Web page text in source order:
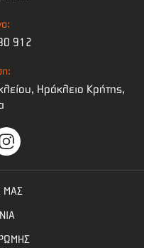
912
Ηράκλειο Κρήτης,
ΜΑΣ